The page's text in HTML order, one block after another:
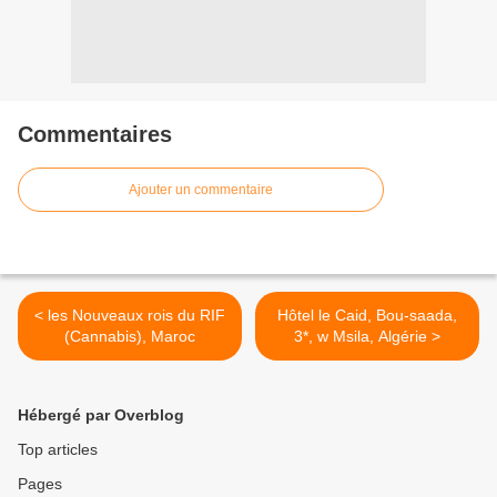
Commentaires
Ajouter un commentaire
< les Nouveaux rois du RIF
(Cannabis), Maroc
Hôtel le Caid, Bou-saada,
3*, w Msila, Algérie >
Hébergé par Overblog
Top articles
Pages